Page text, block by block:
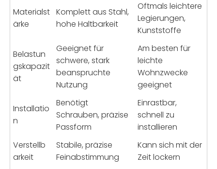
Materialst
ärke
Komplett aus Stahl,
hohe Haltbarkeit
Oftmals leichtere
Legierungen,
Kunststoffe
Belastun
gskapazit
ät
Geeignet für
schwere, stark
beanspruchte
Nutzung
Am besten für
leichte
Wohnzwecke
geeignet
Installatio
n
Benötigt
Schrauben, präzise
Passform
Einrastbar,
schnell zu
installieren
Verstellb
arkeit
Stabile, präzise
Feinabstimmung
Kann sich mit der
Zeit lockern